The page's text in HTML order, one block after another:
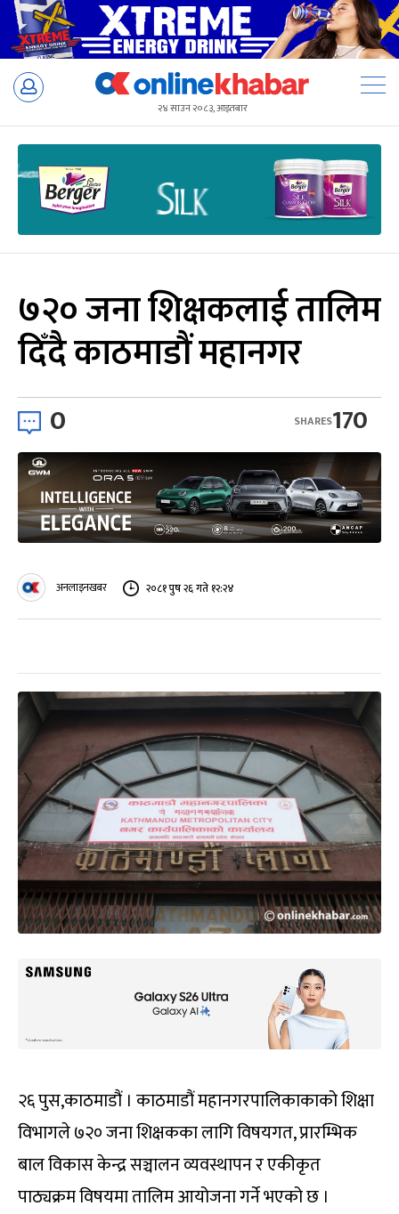
Skip
२४ साउन २०८३, आइतबार
७२० जना शिक्षकलाई तालिम
दिँदै काठमाडौं महानगर
0 170
SHARES
अनलाइनखबर २०८१ पुष २६ गते १२:२४
२६ पुस,काठमाडौं । काठमाडौं महानगरपालिकाकाको शिक्षा
विभागले ७२० जना शिक्षकका लागि विषयगत, प्रारम्भिक
बाल विकास केन्द्र सञ्चालन व्यवस्थापन र एकीकृत
पाठ्यक्रम विषयमा तालिम आयोजना गर्ने भएको छ ।